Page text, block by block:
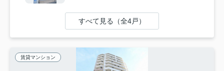
すべて見る（全4戸）
賃貸マンション